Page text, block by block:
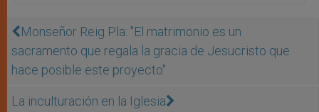
Monseñor Reig Pla: "El matrimonio es un
sacramento que regala la gracia de Jesucristo que
hace posible este proyecto"
La inculturación en la Iglesia